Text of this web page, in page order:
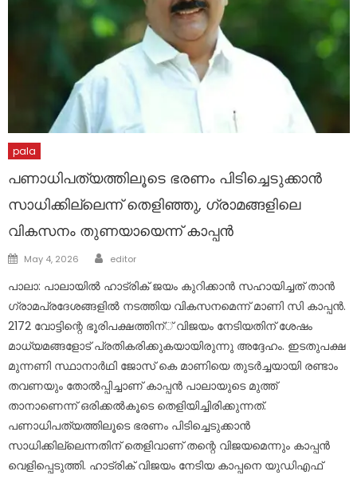
pala
പണാധിപത്യത്തിലൂടെ ഭരണം പിടിച്ചെടുക്കാന്‍
സാധിക്കില്ലെന്ന് തെളിഞ്ഞു, ഗ്രാമങ്ങളിലെ
വികസനം തുണയായെന്ന് കാപ്പന്‍
Posted
May 4, 2026 Author
editor
പാലാ: പാലായില്‍ ഹാട്രിക് ജയം കുറിക്കാന്‍ സഹായിച്ചത് താന്‍
ഗ്രാമപ്രദേശങ്ങളില്‍ നടത്തിയ വികസനമെന്ന് മാണി സി കാപ്പന്‍.
2172 വോട്ടിന്റെ ഭൂരിപക്ഷത്തിന്് വിജയം നേടിയതിന് ശേഷം
മാധ്യമങ്ങളോട് പ്രതികരിക്കുകയായിരുന്നു അദ്ദേഹം. ഇടതുപക്ഷ
മുന്നണി സ്ഥാനാര്‍ഥി ജോസ് കെ മാണിയെ തുടര്‍ച്ചയായി രണ്ടാം
തവണയും തോല്‍പ്പിച്ചാണ് കാപ്പന്‍ പാലായുടെ മുത്ത്
താനാണെന്ന് ഒരിക്കല്‍കൂടെ തെളിയിച്ചിരിക്കുന്നത്.
പണാധിപത്യത്തിലൂടെ ഭരണം പിടിച്ചെടുക്കാന്‍
സാധിക്കില്ലെന്നതിന് തെളിവാണ് തന്റെ വിജയമെന്നും കാപ്പന്‍
വെളിപ്പെടുത്തി. ഹാട്രിക് വിജയം നേടിയ കാപ്പനെ യുഡിഎഫ്